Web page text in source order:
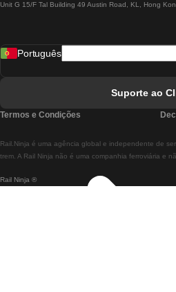
Comboios De Lisboa
Comboios De
Comboios De Braga
Unit G 15/F Tal Building 49 Austin Road, KL, Hong
Rail Ninja ®
Rail.Ninja é uma agência global e independente de
trem. A Rail Ninja não é uma companhia ferroviária e
Português
Suporte ao
Termos e Condições